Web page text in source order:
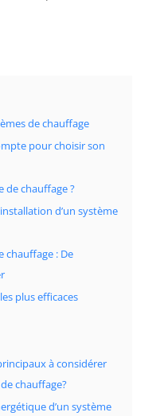
de chauffage
pour choisir son
de chauffage ?
d’un système
chauffage : De
plus efficaces
à considérer
chauffage?
d’un système